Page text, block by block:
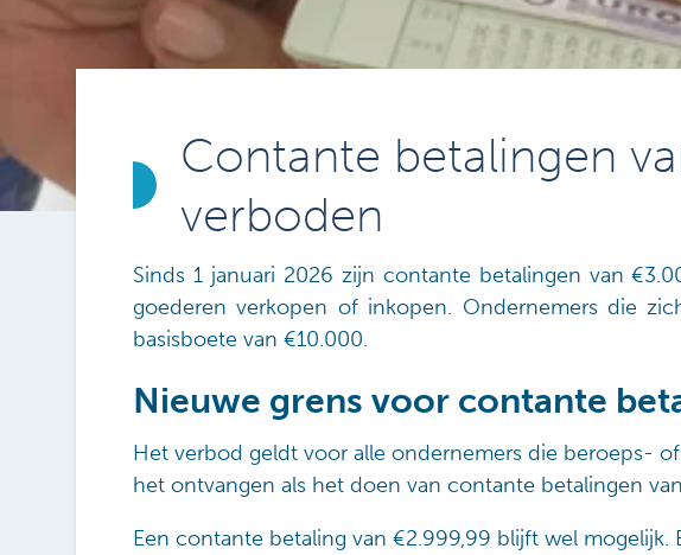
Contante betalingen
verboden
Sinds 1 januari 2026 zijn contante betalingen van
goederen verkopen of inkopen. Ondernemers die
basisboete van €10.000.
Nieuwe grens voor contante
Het verbod geldt voor alle ondernemers die beroeps-
het ontvangen als het doen van contante betalingen
Een contante betaling van €2.999,99 blijft wel